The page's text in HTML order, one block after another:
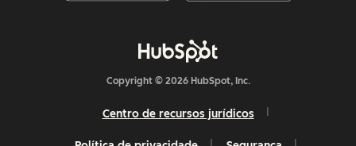
Copyright © 2026 HubSpot, Inc.
Centro de recursos jurídicos